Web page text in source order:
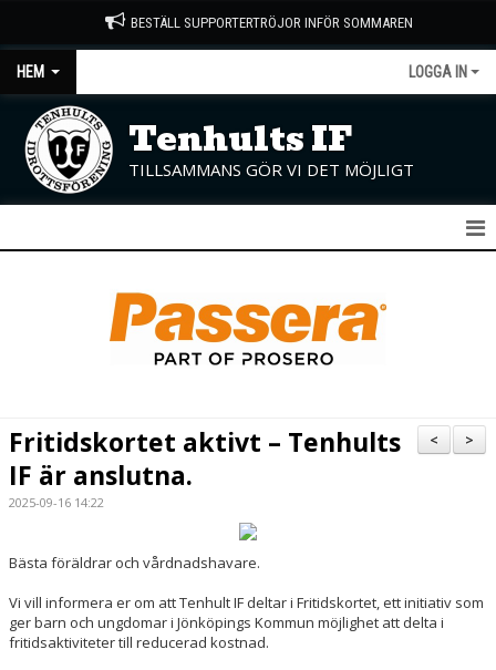
BESTÄLL SUPPORTERTRÖJOR INFÖR SOMMAREN
HEM LOGGA IN
Tenhults IF
TILLSAMMANS GÖR VI DET MÖJLIGT
KALENDER
BILDGALLERI
DOKUMENT
VÅRA LAG/TRÄNARE
MATCHER
>
<
Fritidskortet aktivt – Tenhults
IF är anslutna.
2025-09-16 14:22
Bästa föräldrar och vårdnadshavare.
Vi vill informera er om att Tenhult IF deltar i Fritidskortet, ett initiativ som
ger barn och ungdomar i Jönköpings Kommun möjlighet att delta i
fritidsaktiviteter till reducerad kostnad.